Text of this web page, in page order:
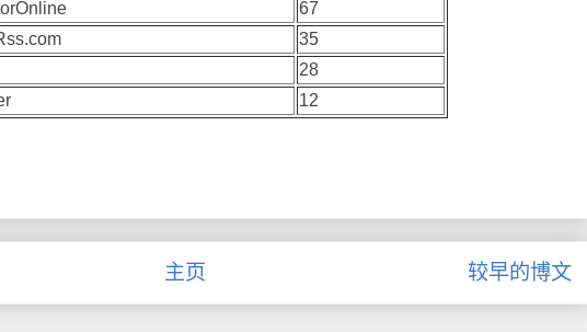
67
35
28
12
较早的博文
主页